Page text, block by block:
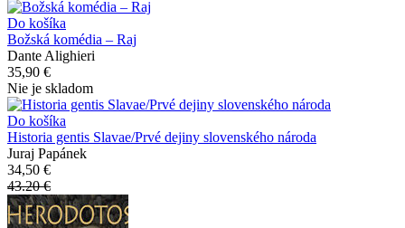
Do košíka
Božská komédia – Raj
Dante Alighieri
35,90 €
Nie je skladom
Do košíka
Historia gentis Slavae/Prvé dejiny slovenského národa
Juraj Papánek
34,50 €
43.20 €